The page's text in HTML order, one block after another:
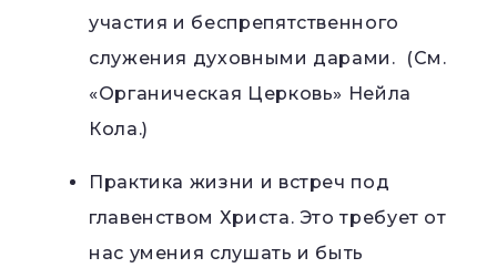
участия и беспрепятственного
служения духовными дарами. (См.
«Органическая Церковь» Нейла
Кола.)
Практика жизни и встреч под
главенством Христа. Это требует от
нас умения слушать и быть